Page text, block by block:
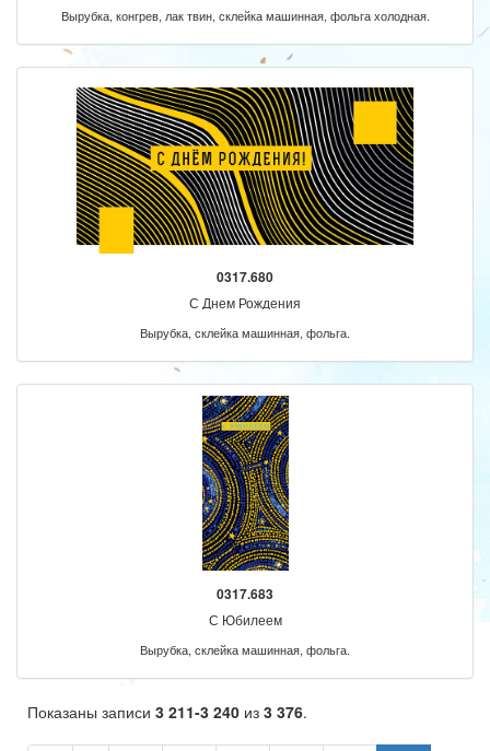
Вырубка, конгрев, лак твин, склейка машинная, фольга холодная.
0317.680
С Днем Рождения
Вырубка, склейка машинная, фольга.
0317.683
С Юбилеем
Вырубка, склейка машинная, фольга.
Показаны записи 3 211-3 240 из 3 376.